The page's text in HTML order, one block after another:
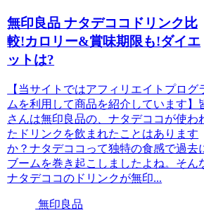
無印良品 ナタデココドリンク比
較!カロリー&賞味期限も!ダイエ
ットは?
【当サイトではアフィリエイトプログ
ムを利用して商品を紹介しています】
さんは無印良品の、ナタデココが使わ
たドリンクを飲まれたことはあります
か？ナタデココって独特の食感で過去
ブームを巻き起こしましたよね。そん
ナタデココのドリンクが無印...
無印良品